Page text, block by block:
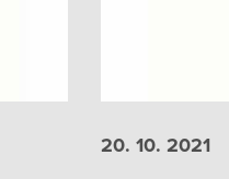
20. 10. 2021